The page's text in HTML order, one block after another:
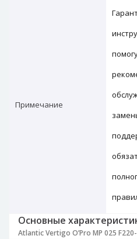
Примечание
Основные
Atlantic Vertigo O’Pro MP 025